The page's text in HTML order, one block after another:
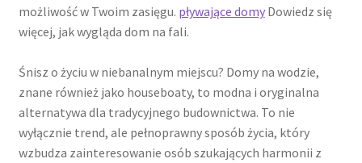
możliwość w Twoim zasięgu. pływające domyDowiedz się
więcej, jak wygląda dom na fali.
Śnisz o życiu w niebanalnym miejscu? Domy na wodzie,
znane również jako houseboaty, to modna i oryginalna
alternatywa dla tradycyjnego budownictwa. To nie
wyłącznie trend, ale pełnoprawny sposób życia, który
wzbudza zainteresowanie osób szukających harmonii z